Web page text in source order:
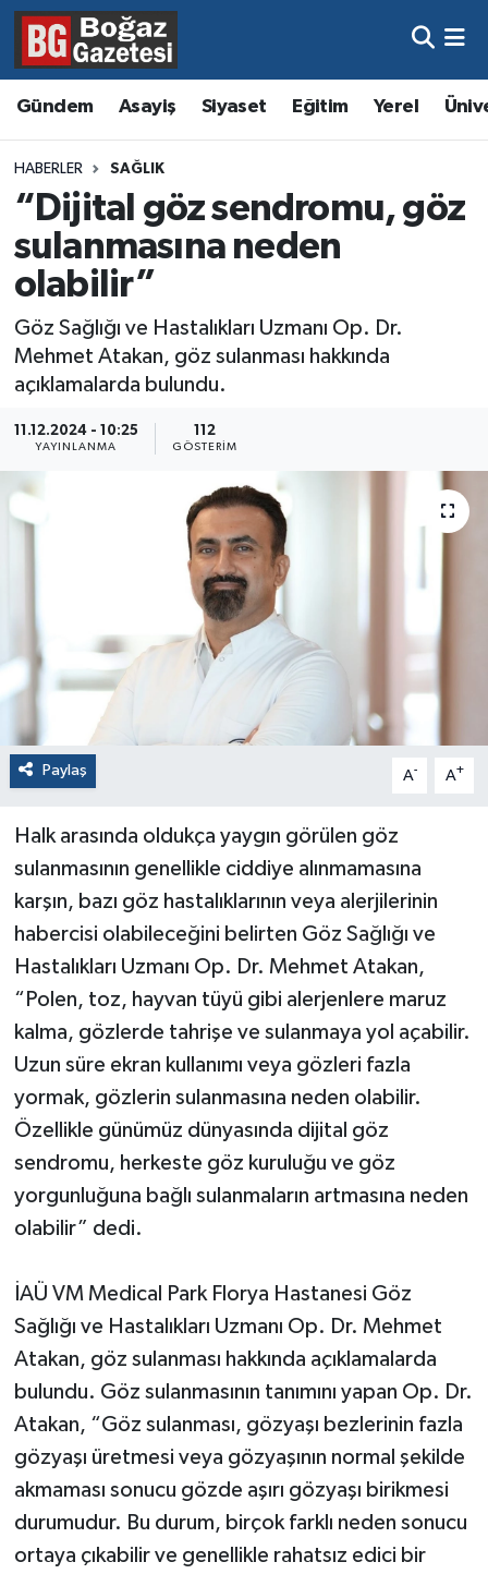
Gündem Asayiş Siyaset Eğitim Yerel
HABERLER SAĞLIK
“Dijital göz sendromu, göz
sulanmasına neden
olabilir”
Göz Sağlığı ve Hastalıkları Uzmanı Op. Dr.
Mehmet Atakan, göz sulanması hakkında
açıklamalarda bulundu.
11.12.2024 - 10:25
YAYINLANMA
112
GÖSTERIM
Paylaş A- A+
Halk arasında oldukça yaygın görülen göz
sulanmasının genellikle ciddiye alınmamasına
karşın, bazı göz hastalıklarının veya alerjilerinin
habercisi olabileceğini belirten Göz Sağlığı ve
Hastalıkları Uzmanı Op. Dr. Mehmet Atakan,
“Polen, toz, hayvan tüyü gibi alerjenlere maruz
kalma, gözlerde tahrişe ve sulanmaya yol açabilir.
Uzun süre ekran kullanımı veya gözleri fazla
yormak, gözlerin sulanmasına neden olabilir.
Özellikle günümüz dünyasında dijital göz
sendromu, herkeste göz kuruluğu ve göz
yorgunluğuna bağlı sulanmaların artmasına neden
olabilir” dedi.
İAÜ VM Medical Park Florya Hastanesi Göz
Sağlığı ve Hastalıkları Uzmanı Op. Dr. Mehmet
Atakan, göz sulanması hakkında açıklamalarda
bulundu. Göz sulanmasının tanımını yapan Op. Dr.
Atakan, “Göz sulanması, gözyaşı bezlerinin fazla
gözyaşı üretmesi veya gözyaşının normal şekilde
akmaması sonucu gözde aşırı gözyaşı birikmesi
durumudur. Bu durum, birçok farklı neden sonucu
ortaya çıkabilir ve genellikle rahatsız edici bir
Asayiş
Eğitim
Ekonomi
Gündem
Magazin
Hava Durumu
Trafik Durumu
Süper Lig Puan Durumu ve Fikstür
Tüm Manşetler
Haber Arşivi